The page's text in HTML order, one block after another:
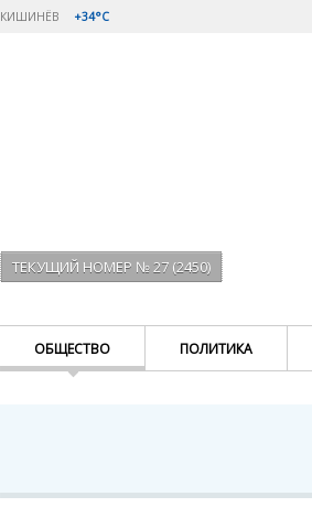
КИШИНЁВ +34°C
ТЕКУЩИЙ НОМЕР № 27 (2450)
ОБЩЕСТВО ПОЛИТИКА